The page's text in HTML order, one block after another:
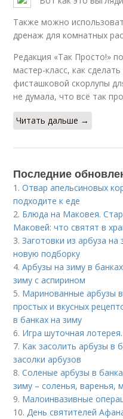
Также можно
дренаж для комнатных
Редакция «Так Просто!»
мастер-класс, как
фисташковой скорлупы
не думала, что всё так
Читать дальше →
Последние
1.Отвар апельсиновых
подходите к еде
2. Блюда на Маковея.
Маковей: что святят в
3.Заготовки из арбуза
новую подборку
4.Арбузы на зиму в
зиму с аспирином
5. Маринованные арбузы
простых и вкусных
в банках на зиму
6. Игра шуточная
7. Как засолить арбузы в
засолки арбузов
8.Соленые арбузы в
зиму – соленья, варенья,
9. Малоинвазивные
10.День святителей